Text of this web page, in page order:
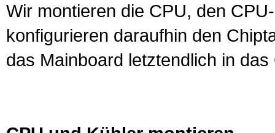
Wir montieren die CPU, den
konfigurieren daraufhin den
das Mainboard letztendlich in